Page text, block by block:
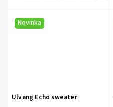
Novinka
Ulvang Echo sweater